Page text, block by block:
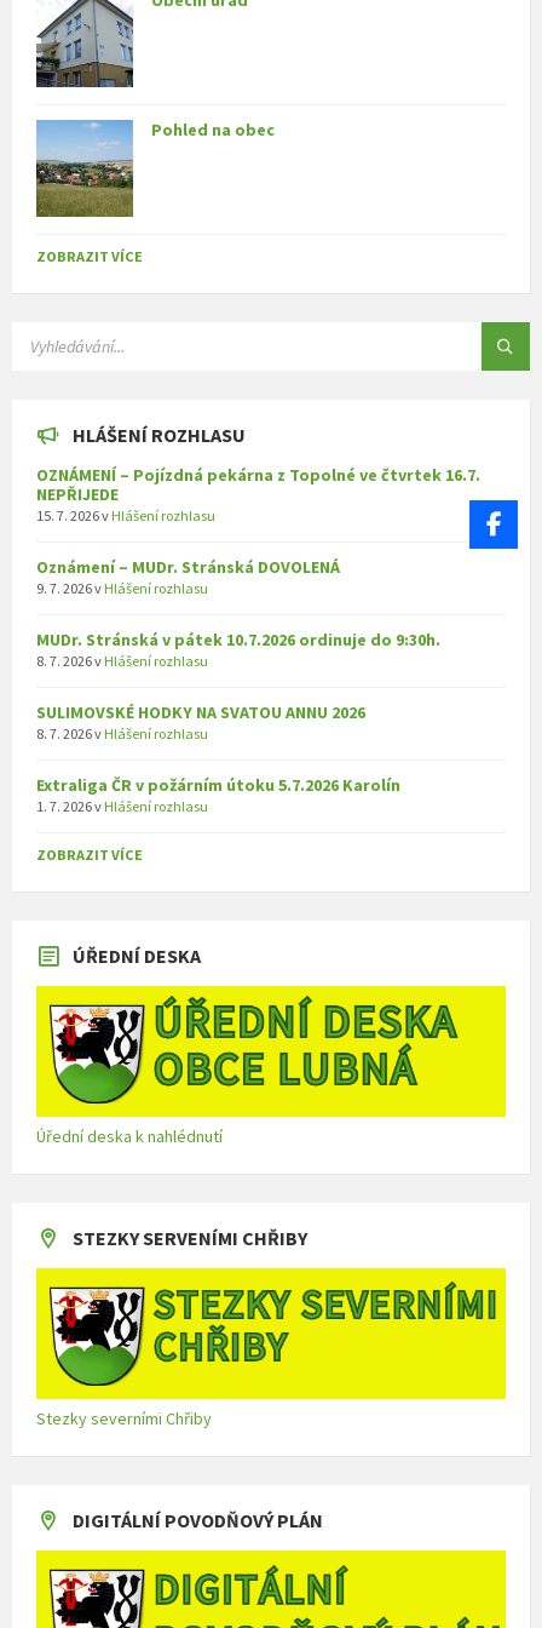
Pohled na obec
ZOBRAZIT VÍCE
HLÁŠENÍ ROZHLASU
OZNÁMENÍ – Pojízdná pekárna z Topolné ve čtvrtek 16.7.
NEPŘIJEDE
15. 7. 2026v Hlášení rozhlasu
Oznámení – MUDr. Stránská DOVOLENÁ
9. 7. 2026v Hlášení rozhlasu
MUDr. Stránská v pátek 10.7.2026 ordinuje do 9:30h.
8. 7. 2026v Hlášení rozhlasu
SULIMOVSKÉ HODKY NA SVATOU ANNU 2026
8. 7. 2026v Hlášení rozhlasu
Extraliga ČR v požárním útoku 5.7.2026 Karolín
1. 7. 2026v Hlášení rozhlasu
ZOBRAZIT VÍCE
ÚŘEDNÍ DESKA
Úřední deska k nahlédnutí
STEZKY SERVENÍMI CHŘIBY
Stezky severními Chřiby
DIGITÁLNÍ POVODŇOVÝ PLÁN